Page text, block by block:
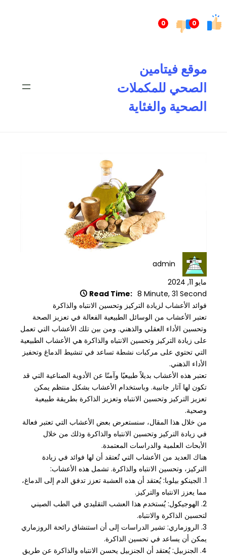
0
0إلى
موقع فيتامين
الصحي للمكملات
الصحية والغئاية
admin
مايو 11, 2024
Read Time: 8 Minute, 31 Second
فوائد الأعشاب لزيادة التركيز وتحسين الانتباه والذاكرة
تعتبر الأعشاب من الوسائل الطبيعية الفعالة في تعزيز الصحة
وتحسين الأداء العقلي والذهني. ومن بين تلك الأعشاب التي تعمل
على زيادة التركيز وتحسين الانتباه والذاكرة هي الأعشاب الطبيعية
التي تحتوي على مركبات نشطة تساعد في تنشيط الدماغ وتحفيز
الأداء الذهني.
تعتبر هذه الأعشاب بديلاً طبيعيًا وآمنًا عن الأدوية الصناعية التي قد
تكون لها آثار جانبية. وباستخدام الأعشاب بشكل منتظم يمكن
تعزيز التركيز وتحسين الانتباه وتعزيز الذاكرة بطريقة طبيعية
وصحية.
من خلال هذا المقال، سنستعرض بعض الأعشاب التي تعتبر فعالة
في زيادة التركيز وتحسين الانتباه والذاكرة وذلك من خلال
الأبحاث العلمية والدراسات المعتمدة.
هناك العديد من الأعشاب التي تُعتقد أن لها فوائد في زيادة
التركيز، وتحسين الانتباه والذاكرة. تشمل هذه الأعشاب:
1. الجينكو بيلوبا: يُعتقد أن هذه العشبة تعزز تدفق الدم إلى الدماغ،
مما يعزز الانتباه والتركيز.
2. الهوجيكول: يُستخدم هذا العشب التقليدي في الطب الصيني
لتحسين الذاكرة والانتباه.
3. الروزماري: تشير الدراسات إلى أن استنشاق رائحة الروزماري
يمكن أن يساعد في تحسين الذاكرة.
4. الجنزبيل: يُعتقد أن الجنزبيل يحسن الانتباه والذاكرة عن طريق